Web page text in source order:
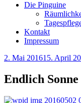
Die Pinguine
Kontakt
Impressum
Veröffentlicht
2. Mai 201615. April
Endlich